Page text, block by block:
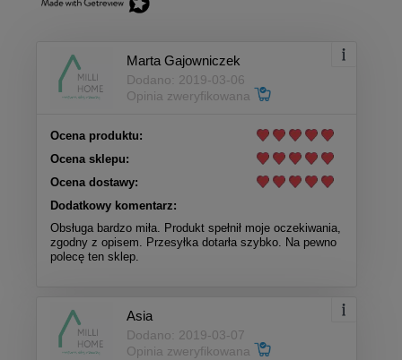
Marta Gajowniczek
Dodano: 2019-03-06
Opinia zweryfikowana
Ocena produktu:
Ocena sklepu:
Ocena dostawy:
Dodatkowy komentarz:
Obsługa bardzo miła. Produkt spełnił moje oczekiwania,
zgodny z opisem. Przesyłka dotarła szybko. Na pewno
polecę ten sklep.
Asia
Dodano: 2019-03-07
Opinia zweryfikowana